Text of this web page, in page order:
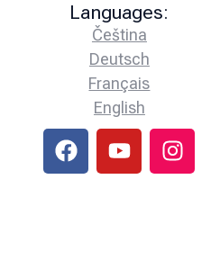
Languages:
Čeština
Deutsch
Français
English